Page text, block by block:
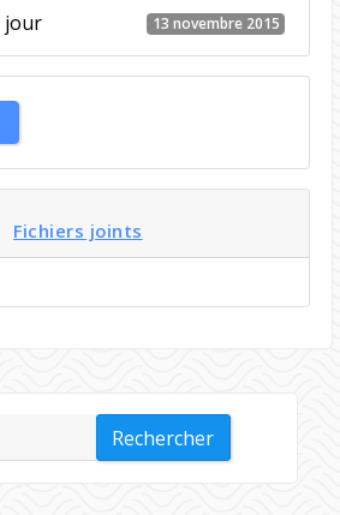
jour 13 novembre 2015
Fichiers joints